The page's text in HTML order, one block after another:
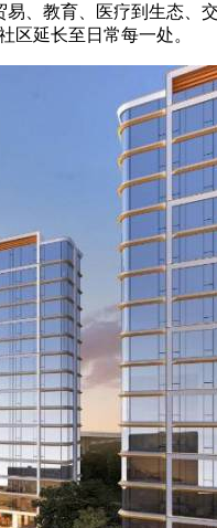
教育、医疗到生态、
区延长至日常每一处。